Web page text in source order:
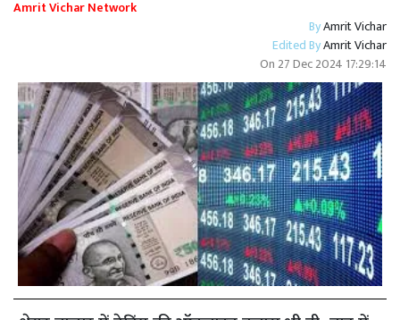
Amrit Vichar Network
ByAmrit Vichar
Edited ByAmrit Vichar
On 27 Dec 2024 17:29:14